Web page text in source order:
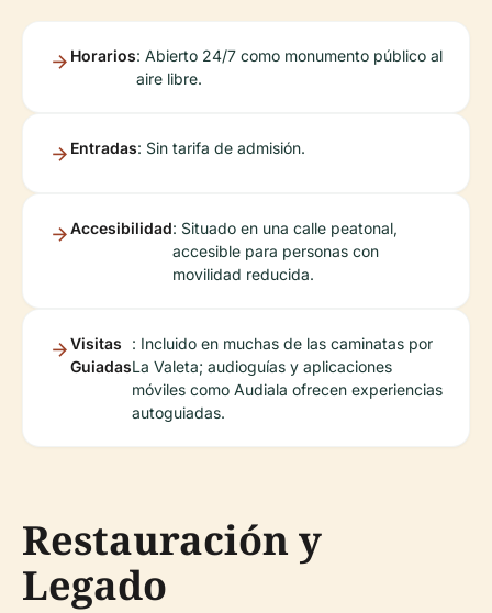
Horarios: Abierto 24/7 como monumento público al
aire libre.
Entradas: Sin tarifa de admisión.
Accesibilidad: Situado en una calle peatonal,
accesible para personas con
movilidad reducida.
Visitas
Guiadas
: Incluido en muchas de las caminatas por
La Valeta; audioguías y aplicaciones
móviles como Audiala ofrecen experiencias
autoguiadas.
Restauración y
Legado